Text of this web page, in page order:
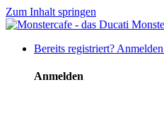
Zum Inhalt springen
Bereits registriert? Anmelden
Anmelden